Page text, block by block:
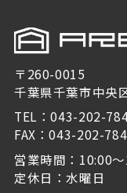
〒260-0015
千葉県千葉市中央
TEL：043-202-
FAX：043-202-
営業時間：10:00
定休日：水曜日